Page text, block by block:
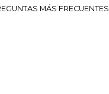
MÁS FRECUENTES